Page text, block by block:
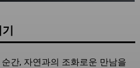
간, 자연과의 조화로운 만남을